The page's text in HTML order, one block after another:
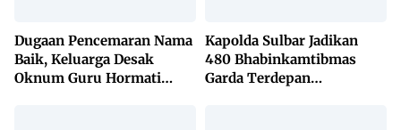
Dugaan Pencemaran Nama
Baik, Keluarga Desak
Oknum Guru Hormati
Kapolda Sulbar Jadikan
480 Bhabinkamtibmas
Garda Terdepan